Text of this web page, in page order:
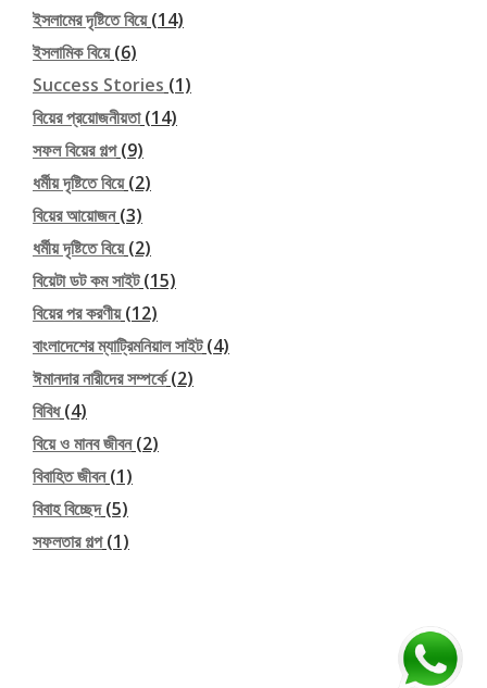
ইসলামের দৃষ্টিতে বিয়ে(14)
ইসলামিক বিয়ে(6)
Success Stories (1)
বিয়ের প্রয়োজনীয়তা(14)
সফল বিয়ের গল্প(9)
ধর্মীয় দৃষ্টিতে বিয়ে(2)
বিয়ের আয়োজন(3)
ধর্মীয় দৃষ্টিতে বিয়ে(2)
বিয়েটা ডট কম সাইট(15)
বিয়ের পর করণীয়(12)
বাংলাদেশের ম্যাট্রিমনিয়াল সাইট(4)
ঈমানদার নারীদের সম্পর্কে(2)
বিবিধ(4)
বিয়ে ও মানব জীবন(2)
বিবাহিত জীবন(1)
বিবাহ বিচ্ছেদ(5)
সফলতার গল্প(1)